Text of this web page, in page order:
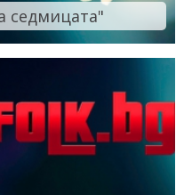
седмицата"